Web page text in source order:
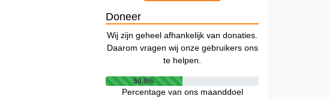
Doneer
Wij zijn geheel afhankelijk van donaties.
Daarom vragen wij onze gebruikers ons
te helpen.
50.0%
Percentage van ons maanddoel